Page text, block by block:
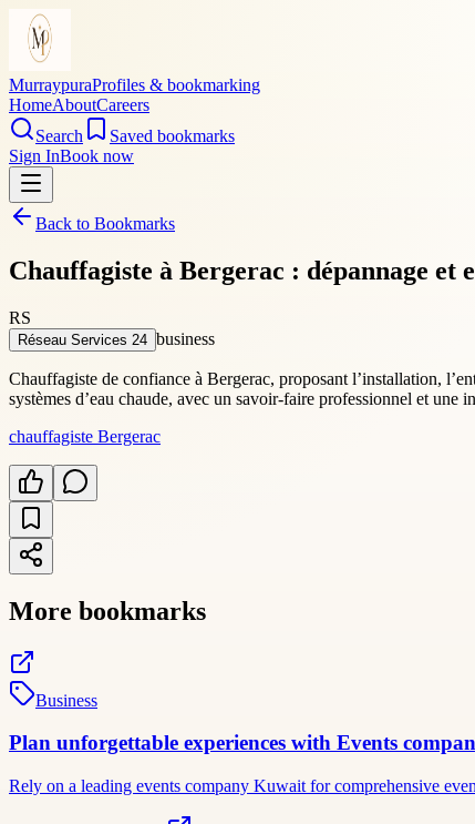
MurraypuraProfiles & bookmarking
HomeAboutCareers
Search
Saved bookmarks
Sign InBook now
Back to Bookmarks
Chauffagiste à Bergerac : dépannage et
RS
Réseau Services 24 business
Chauffagiste de confiance à Bergerac, proposant l’installation,
systèmes d’eau chaude, avec un savoir-faire professionnel et une
chauffagiste Bergerac
More bookmarks
Business
Plan unforgettable experiences with Events
Rely on a leading events company Kuwait for comprehensive